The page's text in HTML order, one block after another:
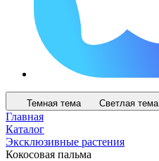
Темная тема Светлая тема
Главная
Каталог
Эксклюзивные растения
Кокосовая пальма